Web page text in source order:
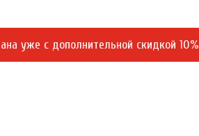
уже c дополнительной скидкой 10%